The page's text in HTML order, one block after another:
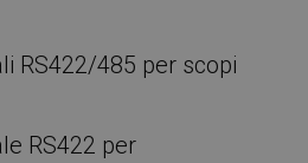
RS422/485 per scopi
RS422 per